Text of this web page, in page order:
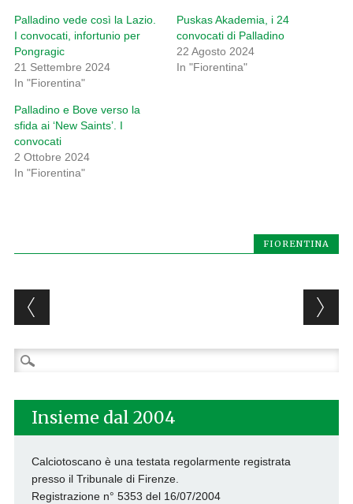
Palladino vede così la Lazio.
I convocati, infortunio per
Pongragic
21 Settembre 2024
In "Fiorentina"
Puskas Akademia, i 24
convocati di Palladino
22 Agosto 2024
In "Fiorentina"
Palladino e Bove verso la
sfida ai ‘New Saints’. I
convocati
2 Ottobre 2024
In "Fiorentina"
FIORENTINA
Post navigation
Ricerca
per:
Insieme dal 2004
Calciotoscano è una testata regolarmente registrata
presso il Tribunale di Firenze.
Registrazione n° 5353 del 16/07/2004